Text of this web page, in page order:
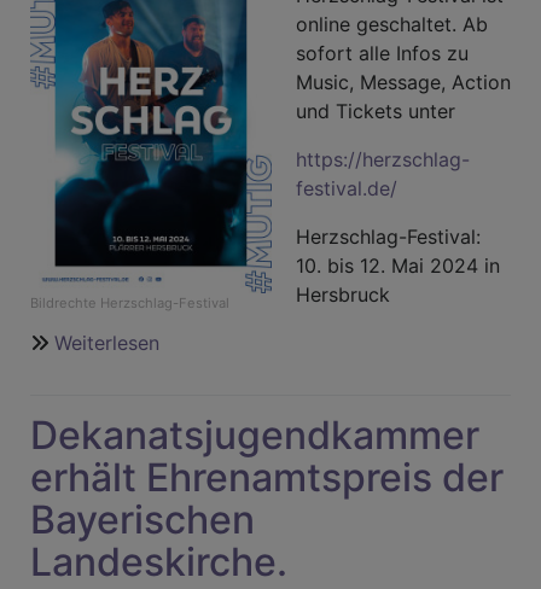
Bildrechte Herzschlag-Festival
online geschaltet. Ab
sofort alle Infos zu
Music, Message, Action
und Tickets unter
https://herzschlag-
festival.de/
Herzschlag-Festival:
10. bis 12. Mai 2024 in
Hersbruck
Weiterlesen
2024
Dekanatsjugendkammer
erhält Ehrenamtspreis der
Bayerischen
Landeskirche.